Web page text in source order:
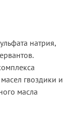
натрия,
гвоздики и
масла